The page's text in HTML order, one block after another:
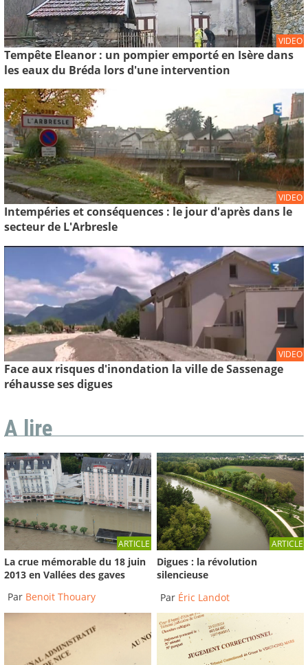
VIDEO
Tempête Eleanor : un pompier emporté en Isère dans
les eaux du Bréda lors d'une intervention
VIDEO
Intempéries et conséquences : le jour d'après dans le
secteur de L'Arbresle
VIDEO
Face aux risques d'inondation la ville de Sassenage
réhausse ses digues
A lire
ARTICLE
La crue mémorable du 18 juin
2013 en Vallées des gaves
Par Benoit Thouary
ARTICLE
Digues : la révolution
silencieuse
Par Éric Landot